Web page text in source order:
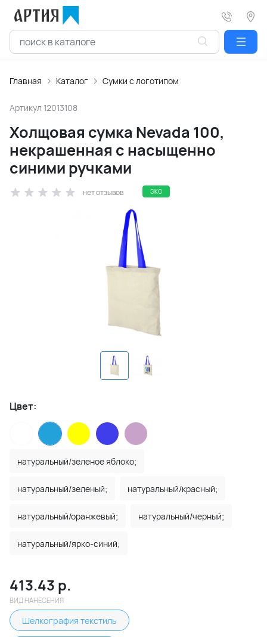
Главная Каталог Сумки с логотипом
Артикул 12013108
Холщовая сумка Nevada 100,
некрашенная с насыщенно
синими ручками
нет отзывов ЭКО
Цвет:
натуральный/зеленое яблоко;
натуральный/зеленый; натуральный/красный;
натуральный/оранжевый; натуральный/черный;
натуральный/ярко-синий;
413.43 р.
ВИД НАНЕСЕНИЯ
Шелкография текстиль